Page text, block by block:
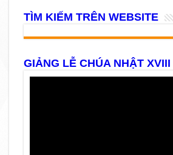
TÌM KIẾM TRÊN WEBSITE
GIẢNG LỄ CHÚA NHẬT